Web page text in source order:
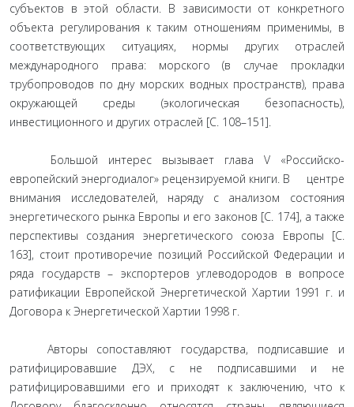
субъектов в этой области. В зависимости от конкретного
объекта регулирования к таким отношениям применимы, в
соответствующих ситуациях, нормы других отраслей
международного права: морского (в случае прокладки
трубопроводов по дну морских водных пространств), права
окружающей среды (экологическая безопасность),
инвестиционного и других отраслей [С. 108–151].
Большой интерес вызывает глава V «Российско-
европейский энергодиалог» рецензируемой книги. В центре
внимания исследователей, наряду с анализом состояния
энергетического рынка Европы и его законов [С. 174], а также
перспективы создания энергетического союза Европы [С.
163], стоит противоречие позиций Российской Федерации и
ряда государств – экспортеров углеводородов в вопросе
ратификации Европейской Энергетической Хартии 1991 г. и
Договора к Энергетической Хартии 1998 г.
Авторы сопоставляют государства, подписавшие и
ратифицировавшие ДЭХ, с не подписавшими и не
ратифицировавшими его и приходят к заключению, что к